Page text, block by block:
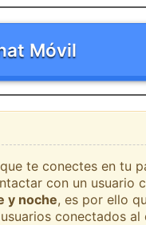
Móvil
te conectes en tu
con un usuario
y noche, es por ello
conectados al